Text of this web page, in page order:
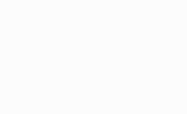
会提示：no